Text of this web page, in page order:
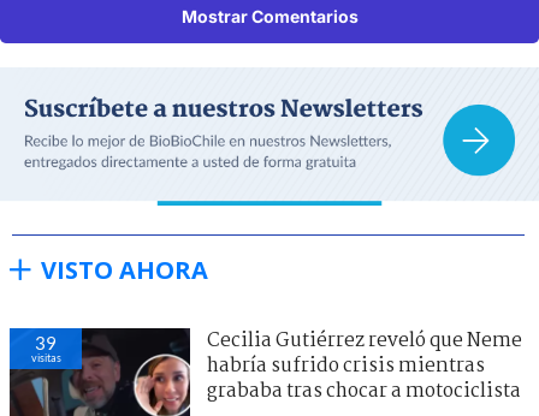
Mostrar Comentarios
VISTO AHORA
39
visitas
Cecilia Gutiérrez reveló que Neme
habría sufrido crisis mientras
grababa tras chocar a motociclista